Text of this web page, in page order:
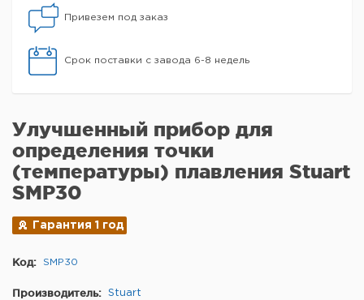
Привезем под заказ
Срок поставки с завода 6-8 недель
Улучшенный прибор для
определения точки
(температуры) плавления Stuart
SMP30
Гарантия 1 год
Код: SMP30
Производитель: Stuart